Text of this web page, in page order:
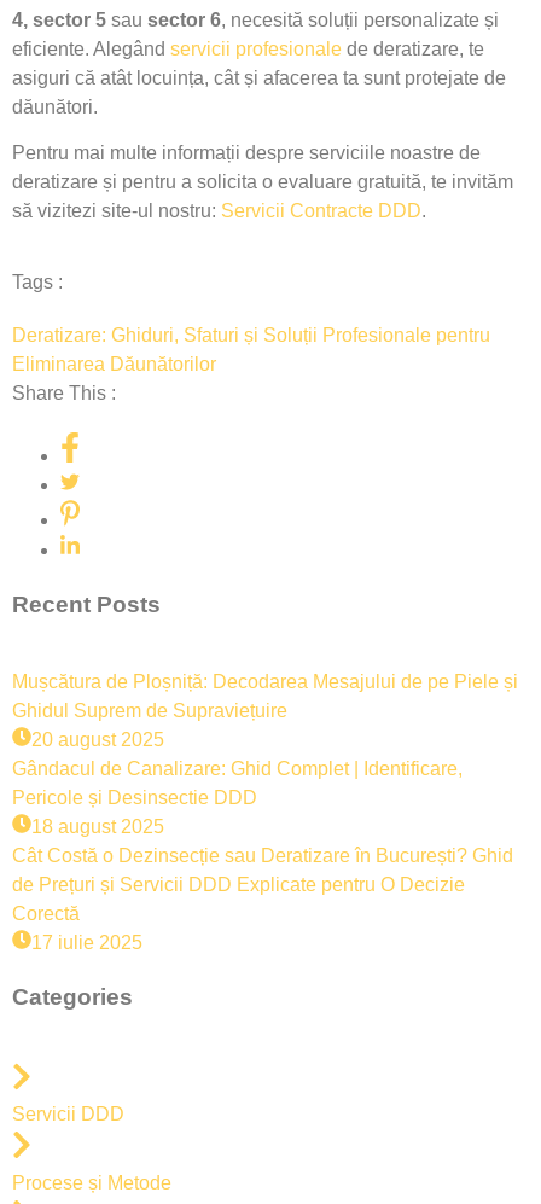
4, sector 5 sau sector 6, necesită soluții personalizate și
eficiente. Alegând servicii profesionale de deratizare, te
asiguri că atât locuința, cât și afacerea ta sunt protejate de
dăunători.
Pentru mai multe informații despre serviciile noastre de
deratizare și pentru a solicita o evaluare gratuită, te invităm
să vizitezi site-ul nostru: Servicii Contracte DDD.
Tags :
Deratizare: Ghiduri, Sfaturi și Soluții Profesionale pentru
Eliminarea Dăunătorilor
Share This :
Recent Posts
Mușcătura de Ploșniță: Decodarea Mesajului de pe Piele și
Ghidul Suprem de Supraviețuire
20 august 2025
Gândacul de Canalizare: Ghid Complet | Identificare,
Pericole și Desinsectie DDD
18 august 2025
Cât Costă o Dezinsecție sau Deratizare în București? Ghid
de Prețuri și Servicii DDD Explicate pentru O Decizie
Corectă
17 iulie 2025
Categories
Servicii DDD
Procese și Metode